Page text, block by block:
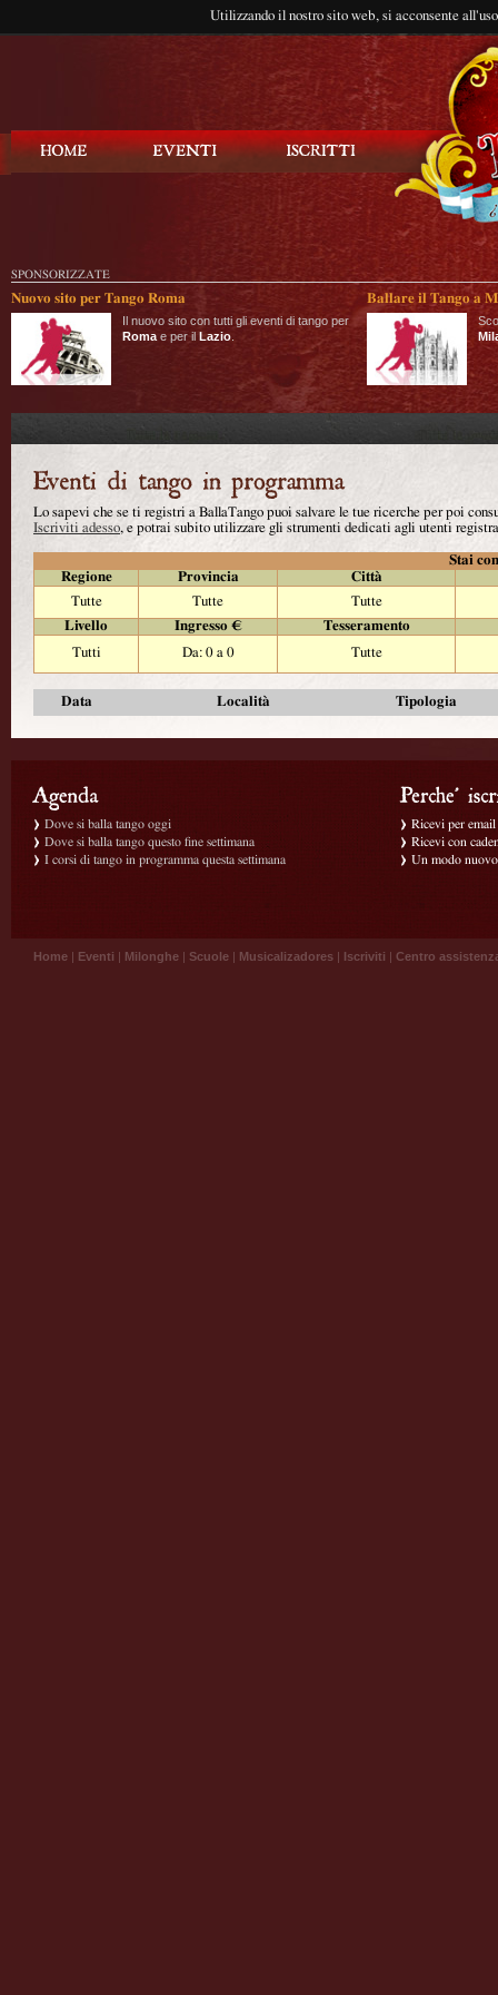
Utilizzando il nostro sito web, si acconsente
SPONSORIZZATE
Nuovo sito per Tango Roma
Il nuovo sito con tutti gli eventi di tango per
Roma e per il Lazio
Ballare il Tango a
Lo sapevi che se ti registri a BallaTango puoi salvare le tue ricerche per poi
Iscriviti adesso, e potrai subito utilizzare gli strumenti dedicati agli utenti
Stai
Regione
Provincia
Città
Tutte
Tutte
Tutte
Livello
Ingresso €
Tesseramento
Tutti
Da: 0 a 0 Tutte
Data Località Tipologia
Dove si balla tango oggi
Dove si balla tango questo fine settimana
I corsi di tango in programma questa settimana
Ricevi per
Ricevi con
Un modo
Home | Eventi | Milonghe | Scuole | Musicalizadores | Iscriviti | Centro